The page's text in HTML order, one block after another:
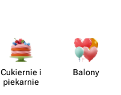
Cukiernie i
piekarnie
Balony